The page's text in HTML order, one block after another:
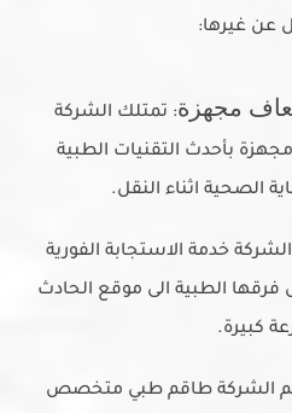
عن غيرها:
مجهزة: تمتلك الشركة
بأحدث التقنيات الطبية
الصحية اثناء النقل.
خدمة الاستجابة الفورية
الطبية الى موقع الحادث
كبيرة.
الشركة طاقم طبي متخصص